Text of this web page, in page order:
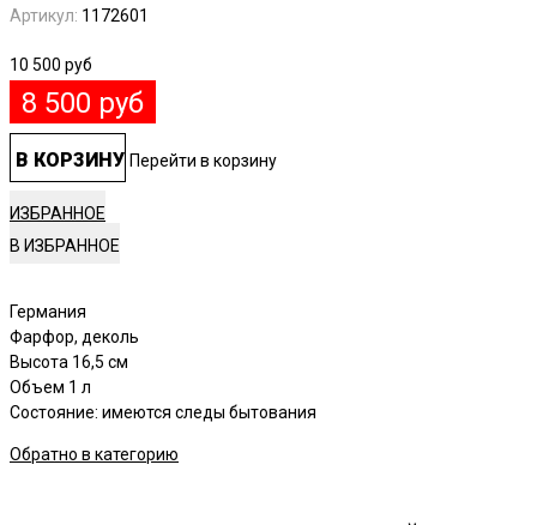
Артикул: 1172601
10 500 руб
8 500 руб
В КОРЗИНУ Перейти в корзину
ИЗБРАННОЕ
Германия
Фарфор, деколь
Высота 16,5 см
Объем 1 л
Состояние: имеются следы бытования
Обратно в категорию